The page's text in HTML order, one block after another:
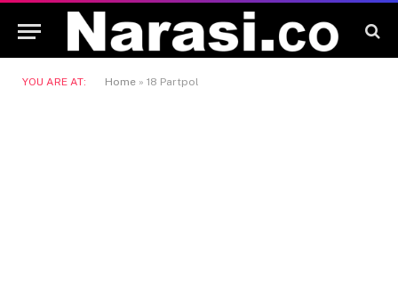
YOU ARE AT: Home » 18 Partpol